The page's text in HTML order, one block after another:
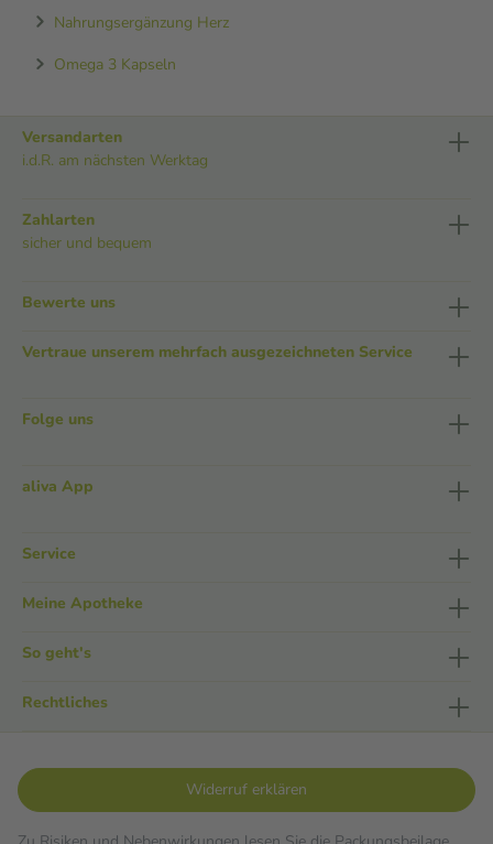
Nahrungsergänzung Herz
Omega 3 Kapseln
Versandarten
i.d.R. am nächsten Werktag
Zahlarten
sicher und bequem
Bewerte uns
Vertraue unserem mehrfach ausgezeichneten Service
Folge uns
aliva App
Service
Meine Apotheke
So geht's
Rechtliches
Widerruf erklären